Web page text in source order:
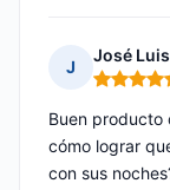
J
José
Nota: 5
Buen producto
cómo lograr
con sus